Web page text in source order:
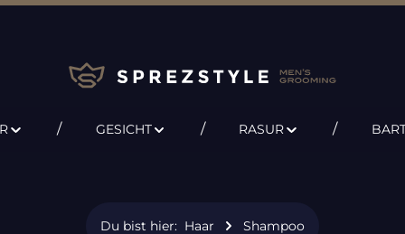
GESICHT RASUR
Du bist hier: Haar Shampoo